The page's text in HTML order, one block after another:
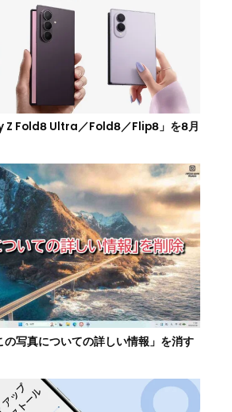
Z Fold8 Ultra／Fold8／Flip8」を8月
写真についての詳しい情報」を消す